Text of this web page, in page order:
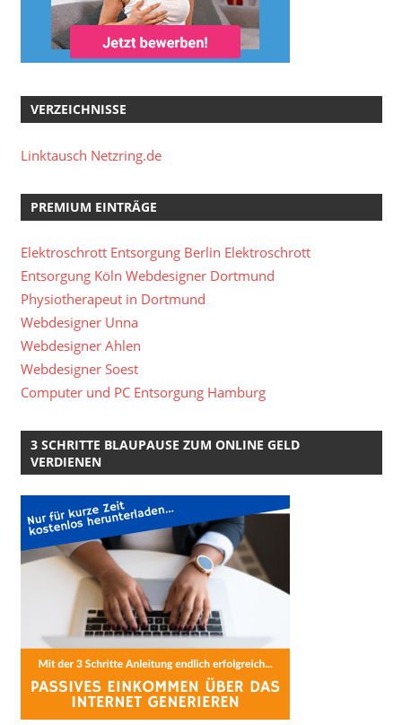
VERZEICHNISSE
Linktausch Netzring.de
PREMIUM EINTRÄGE
Elektroschrott Entsorgung Berlin Elektroschrott
Entsorgung Köln Webdesigner Dortmund
Physiotherapeut in Dortmund
Webdesigner Unna
Webdesigner Ahlen
Webdesigner Soest
Computer und PC Entsorgung Hamburg
3 SCHRITTE BLAUPAUSE ZUM ONLINE GELD
VERDIENEN